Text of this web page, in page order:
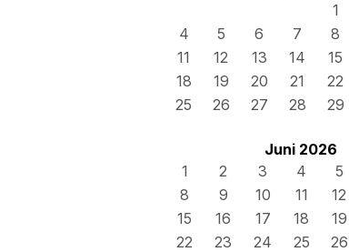
1
4
5 6 7 8
11
12 13 14 15
18
19 20 21 22
25
26 27 28 29
Juni 2026
1
2 3 4 5
8
9 10 11 12
15
16 17 18 19
22
23 24 25 26